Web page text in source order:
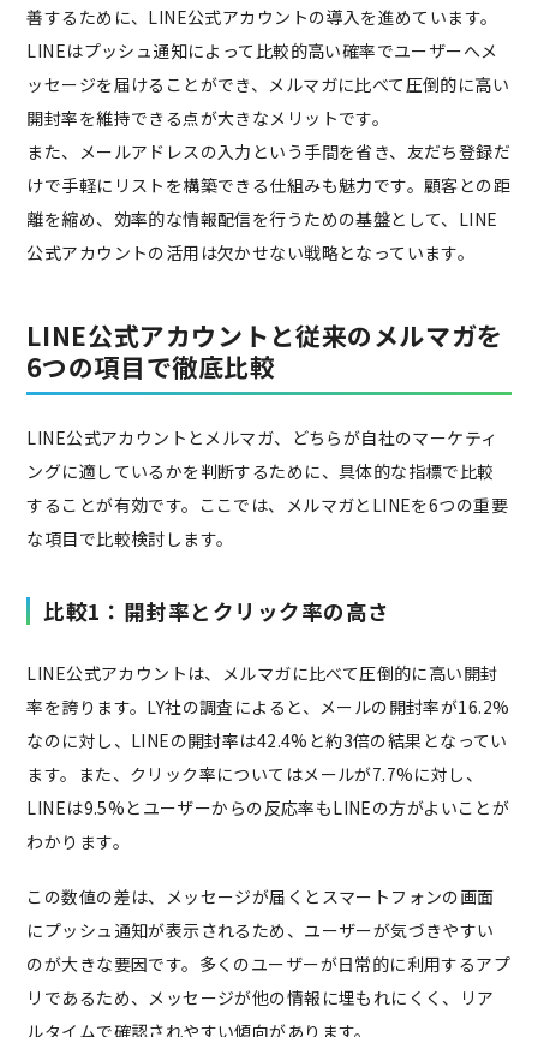
善するために、LINE公式アカウントの導入を進めています。
LINEはプッシュ通知によって比較的高い確率でユーザーへメ
ッセージを届けることができ、メルマガに比べて圧倒的に高い
開封率を維持できる点が大きなメリットです。
また、メールアドレスの入力という手間を省き、友だち登録だ
けで手軽にリストを構築できる仕組みも魅力です。顧客との距
離を縮め、効率的な情報配信を行うための基盤として、LINE
公式アカウントの活用は欠かせない戦略となっています。
LINE公式アカウントと従来のメルマガを
6つの項目で徹底比較
LINE公式アカウントとメルマガ、どちらが自社のマーケティ
ングに適しているかを判断するために、具体的な指標で比較
することが有効です。ここでは、メルマガとLINEを6つの重要
な項目で比較検討します。
比較1：開封率とクリック率の高さ
LINE公式アカウントは、メルマガに比べて圧倒的に高い開封
率を誇ります。LY社の調査によると、メールの開封率が16.2%
なのに対し、LINEの開封率は42.4%と約3倍の結果となってい
ます。また、クリック率についてはメールが7.7%に対し、
LINEは9.5%とユーザーからの反応率もLINEの方がよいことが
わかります。
この数値の差は、メッセージが届くとスマートフォンの画面
にプッシュ通知が表示されるため、ユーザーが気づきやすい
のが大きな要因です。多くのユーザーが日常的に利用するアプ
リであるため、メッセージが他の情報に埋もれにくく、リア
ルタイムで確認されやすい傾向があります。